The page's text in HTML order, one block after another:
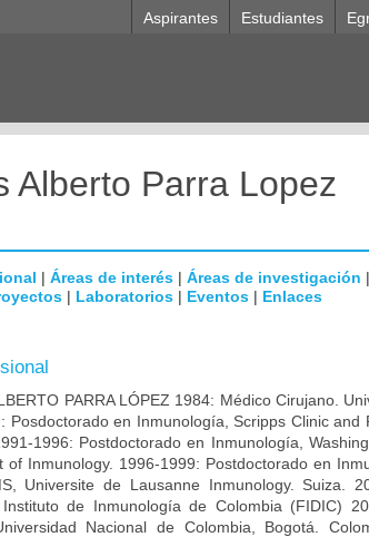
Aspirantes Estudiantes
Alberto Parra Lopez
| Áreas de interés | Áreas de investigación |
| Laboratorios | Eventos | Enlaces
PARRA LÓPEZ 1984: Médico Cirujano.
Posdoctorado en Inmunología, Scripps Clinic and
1996: Postdoctorado en Inmunología,
of Inmunology. 1996-1999: Postdoctorado en
Universite de Lausanne Inmunology. Suiza.
Instituto de Inmunología de Colombia (FIDIC)
Nacional de Colombia, Bogotá.